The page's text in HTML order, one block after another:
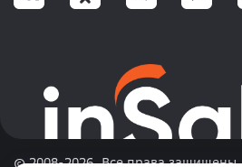
© 2008-2026. Все права защищены.